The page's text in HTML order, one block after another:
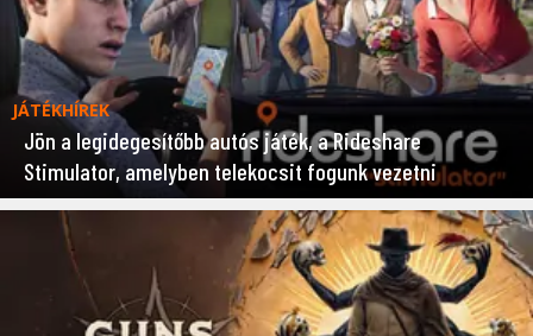
JÁTÉKHÍREK
Jön a legidegesítőbb autós játék, a Rideshare
Stimulator, amelyben telekocsit fogunk vezetni